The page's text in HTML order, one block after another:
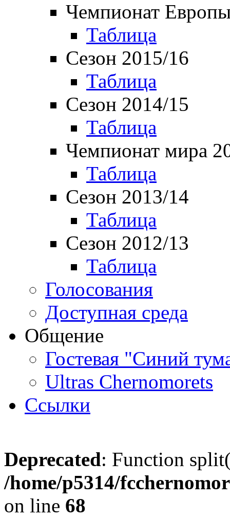
Чемпионат
Таблица
Сезон 2015/16
Таблица
Сезон 2014/15
Таблица
Чемпионат мира
Таблица
Сезон 2013/14
Таблица
Сезон 2012/13
Таблица
Голосования
Доступная среда
Общение
Гостевая "Синий
Ultras Chernomorets
Ссылки
Deprecated: Function
/home/p5314/
on line 68